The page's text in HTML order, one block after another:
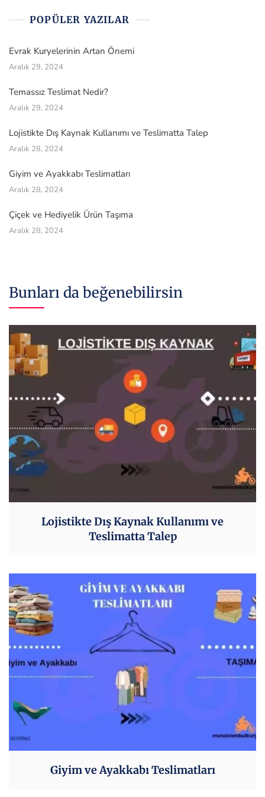
POPÜLER YAZILAR
Evrak Kuryelerinin Artan Önemi
Aralık 29, 2024
Temassız Teslimat Nedir?
Aralık 29, 2024
Lojistikte Dış Kaynak Kullanımı ve Teslimatta Talep
Aralık 28, 2024
Giyim ve Ayakkabı Teslimatları
Aralık 28, 2024
Çiçek ve Hediyelik Ürün Taşıma
Aralık 28, 2024
Bunları da beğenebilirsin
Lojistikte Dış Kaynak Kullanımı ve
Teslimatta Talep
Giyim ve Ayakkabı Teslimatları